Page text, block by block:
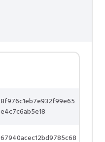
8f976c1eb7e932f99e65
e4c7c6ab5e18
67940acec12bd9785c68